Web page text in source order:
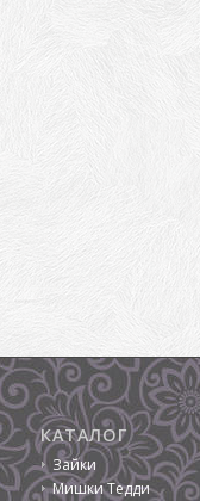
КАТАЛОГ
Зайки
Мишки Тедди